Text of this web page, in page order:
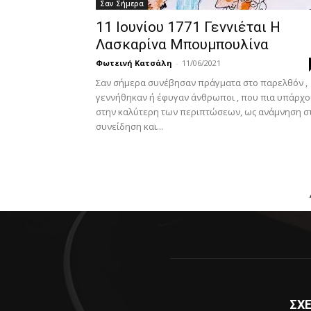
Σαν Σήμερα
11 Ιουνίου 1771 Γεννιέται Η
Λασκαρίνα Μπουμπουλίνα
Φωτεινή Κατσάλη - 11/06/2021
Σαν σήμερα συνέβησαν πράγματα στο παρελθόν ,
γεννήθηκαν ή έφυγαν άνθρωποι , που πια
στην καλύτερη των περιπτώσεων, ως ανάμνηση
συνείδηση και...